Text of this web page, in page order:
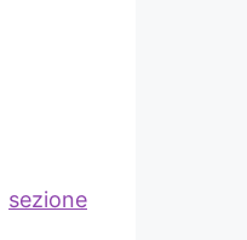
sezione